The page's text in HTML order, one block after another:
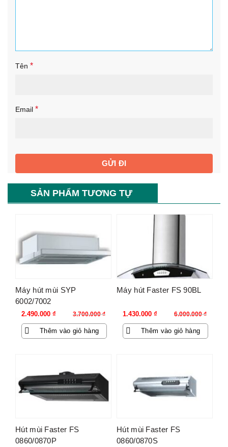
Tên *
Email *
SẢN PHẨM TƯƠNG TỰ
Máy hút mùi SYP
6002/7002
3.700.000₫
Giá
gốc
là:
2.490.000 ₫
Giá
hiện
tại
Thêm vào giỏ hàng
Máy hút Faster FS 90BL
6.000.000₫
Giá
gốc
là:
1.430.000 ₫
Giá
hiện
tại
Thêm vào giỏ hàng
Hút mùi Faster FS
0860/0870P
Hút mùi Faster FS
0860/0870S